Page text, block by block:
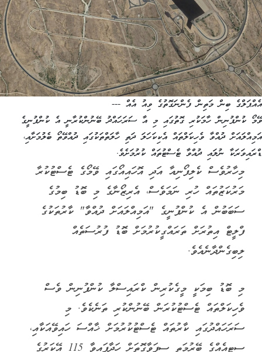
އެއްޕަލްގެ ބިން މަތިން ފެންނަގޮތުގެ ވިއު އެއް ---
ވޭމޯ ކުންފުނިން ހާމަކުރި ގޮތުގައި މި އާ ސަރަހައްދު ބޭނުންކުރާނީ އެ ކުންފުނީގެ
އަމިއްލައަށް ދުއްވާ ވެހިކަލްތައް އެކިކަހަލަ ދަތި ހާލަތްތަކުގައި ދުއްވޭތޯ ބެލުމަށާއި،
ޑްރައިވަރަކާ ނުލައި ދުއްވާ ޓެސްޓުތައް ކުރުމަށެވެ.
މިހާރުވެސް ކެލިފޯނިއާ އަދި އޮހައިއޯގައި ވޭމޯގެ ޓެސްޓުކުރާ
މަރުކަޒުތައް ހުރި ނަމަވެސް، އެރިޒޯނާގެ މި ބޮޑު ބިމުގެ
ސަބަބުން އެ ކުންފުނީގެ "އަމިއްލައަށް ދުއްވާ" ކާރުތަކުގެ
ފްލީޓް އިތުރަށް ތަރައްގީކުރުމަށް ބޮޑު ފުރުސަތެއް
ލިބިގެންދާނެއެވެ.
މި ބޮޑު ބިމަކީ މީގެކުރިން ކްރައިސްލާ ކުންފުނިން ވެސް
ވެހިކަލްތައް ޓެސްޓުކުރަން ބޭނުންކުރި ތަނެކެވެ. މި
ސަރަހައްދުގައި ކާރުތައް ޓެސްޓުކުރުމަށް ޚާއްސަ ހައިވޭއަކާއި،
ސިޓީއެއްގެ ބޭރުމަތި ސިފަވާގޮތަށް ހަދާފައިވާ 115 އޭކަރުގެ